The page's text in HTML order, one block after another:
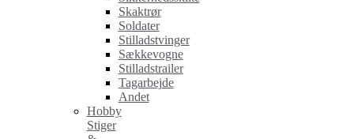
Skaktrør
Soldater
Stilladstvinger
Sækkevogne
Stilladstrailer
Tagarbejde
Andet
Hobby
Stiger